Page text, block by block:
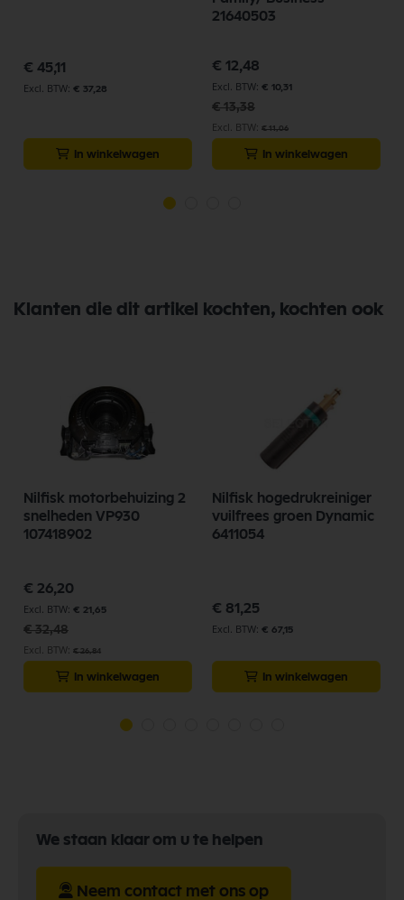
€ 45,11
€ 37,28
In winkelwagen
21640503
Speciale
prijs
€ 12,48
€ 10,31
€ 13,38
€ 11,06
In winkelwagen
Klanten die dit artikel kochten, kochten ook
Nilfisk motorbehuizing 2
snelheden VP930
107418902
Speciale
prijs
€ 26,20
€ 21,65
€ 32,48
€ 26,84
In winkelwagen
Nilfisk hogedrukreiniger
vuilfrees groen Dynamic
6411054
€ 81,25
€ 67,15
In winkelwagen
We staan klaar om u te helpen
Neem contact met ons op